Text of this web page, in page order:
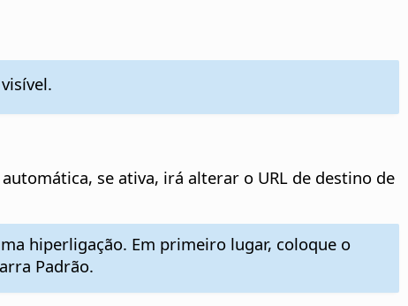
se ativa, irá alterar o URL de destino de
hiperligação. Em primeiro lugar, coloque o
Padrão.